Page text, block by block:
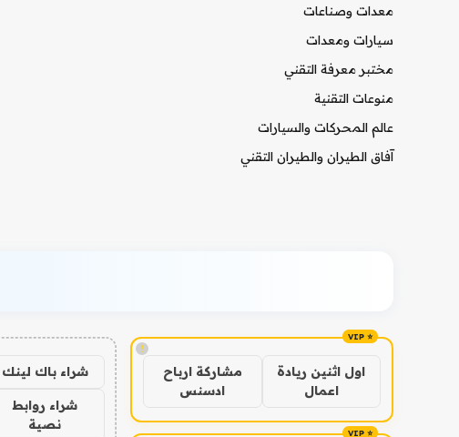
معدات وصناعات
سيارات ومعدات
مختبر معرفة التقني
منوعات التقنية
عالم المحركات والسيارات
آفاق الطيران والطيران التقني
!
اول اثنين ريادة
اعمال
مشاركة ارباح
ادسنس
شراء باك لينك
شراء روابط
نصية